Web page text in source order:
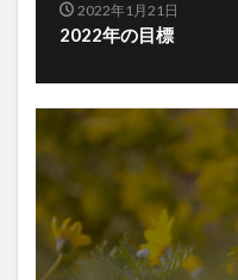
2022年1月21日
2022年の目標